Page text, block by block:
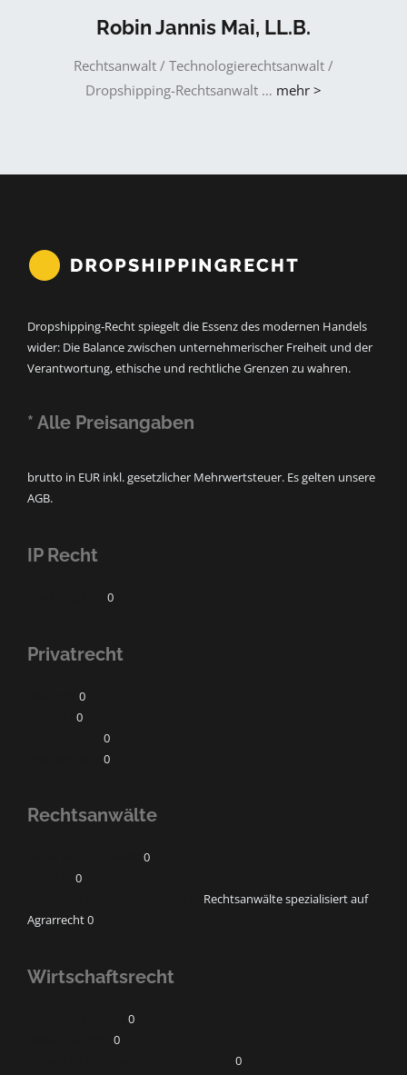
Robin Jannis Mai, LL.B.
Rechtsanwalt / Technologierechtsanwalt /
Dropshipping-Rechtsanwalt … mehr >
Dropshipping-Recht spiegelt die Essenz des modernen Handels
wider: Die Balance zwischen unternehmerischer Freiheit und der
Verantwortung, ethische und rechtliche Grenzen zu wahren.
* Alle Preisangaben
brutto in EUR inkl. gesetzlicher Mehrwertsteuer. Es gelten unsere
AGB.
IP Recht
0
Privatrecht
0
0
0
0
Rechtsanwälte
0
0
Rechtsanwälte spezialisiert auf
Agrarrecht 0
Wirtschaftsrecht
0
0
0